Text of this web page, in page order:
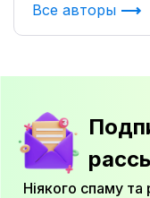
Все авторы
Ніякого спаму